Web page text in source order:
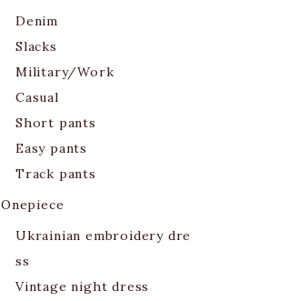
Denim
Slacks
Military/Work
Casual
Short pants
Easy pants
Track pants
Onepiece
Ukrainian embroidery dre
ss
Vintage night dress